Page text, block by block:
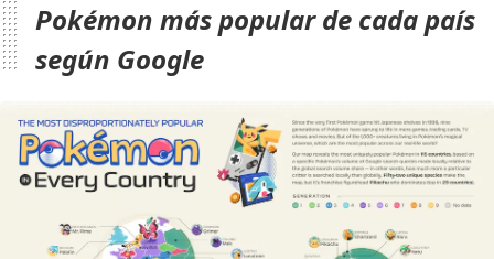
Naturalezas
LOGIN
Pokémon más popular de cada país
según Google